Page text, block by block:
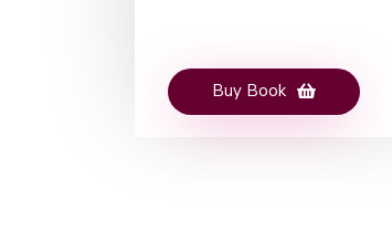
Buy Book